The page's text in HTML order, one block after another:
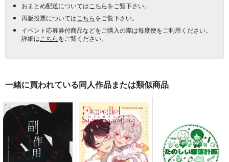
おまとめ配送については こちらをご覧下さい。
再販投票については こちらをご覧下さい。
イベント応募券付商品などをご購入の際は毎度便をご利用ください。
詳細は こちらをご覧ください。
一緒に買われている同人作品または類似商品